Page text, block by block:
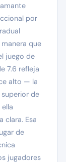
por
que
juego de
7.6 refleja
alto — la
de
clara. Esa
de
jugadores